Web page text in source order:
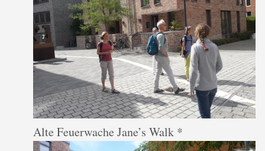
Alte Feuerwache Jane’s Walk *